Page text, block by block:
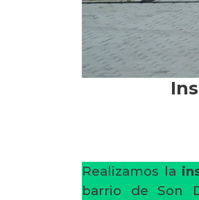
Realizamos la
barrio de Son